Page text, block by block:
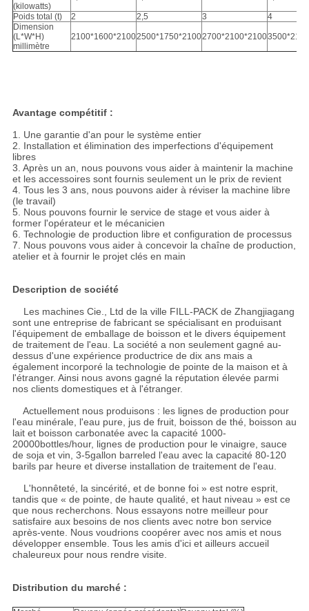
(kilowatts)
Poids total (t) 2 2,5 3
4
Dimension
(L*W*H)
millimètre
2100*1600*21002500*1750*21002700*2100*2100
Avantage compétitif :
1. Une garantie d'an pour le système entier
2. Installation et élimination des imperfections d'équipement
libres
3. Après un an, nous pouvons vous aider à maintenir la machine
et les accessoires sont fournis seulement un le prix de revient
4. Tous les 3 ans, nous pouvons aider à réviser la machine libre
(le travail)
5. Nous pouvons fournir le service de stage et vous aider à
former l'opérateur et le mécanicien
6. Technologie de production libre et configuration de processus
7. Nous pouvons vous aider à concevoir la chaîne de production,
atelier et à fournir le projet clés en main
Description de société
Les machines Cie., Ltd de la ville FILL-PACK de Zhangjiagang
sont une entreprise de fabricant se spécialisant en produisant
l'équipement de emballage de boisson et le divers équipement
de traitement de l'eau. La société a non seulement gagné au-
dessus d'une expérience productrice de dix ans mais a
également incorporé la technologie de pointe de la maison et à
l'étranger. Ainsi nous avons gagné la réputation élevée parmi
nos clients domestiques et à l'étranger.
Actuellement nous produisons : les lignes de production pour
l'eau minérale, l'eau pure, jus de fruit, boisson de thé, boisson au
lait et boisson carbonatée avec la capacité 1000-
20000bottles/hour, lignes de production pour le vinaigre, sauce
de soja et vin, 3-5gallon barreled l'eau avec la capacité 80-120
barils par heure et diverse installation de traitement de l'eau.
L'honnêteté, la sincérité, et de bonne foi » est notre esprit,
tandis que « de pointe, de haute qualité, et haut niveau » est ce
que nous recherchons. Nous essayons notre meilleur pour
satisfaire aux besoins de nos clients avec notre bon service
après-vente. Nous voudrions coopérer avec nos amis et nous
développer ensemble. Tous les amis d'ici et ailleurs accueil
chaleureux pour nous rendre visite.
Distribution du marché :